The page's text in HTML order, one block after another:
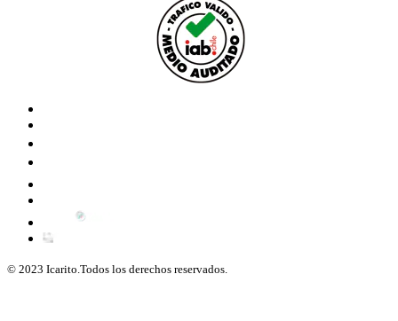
© 2023 Icarito.Todos los derechos reservados.